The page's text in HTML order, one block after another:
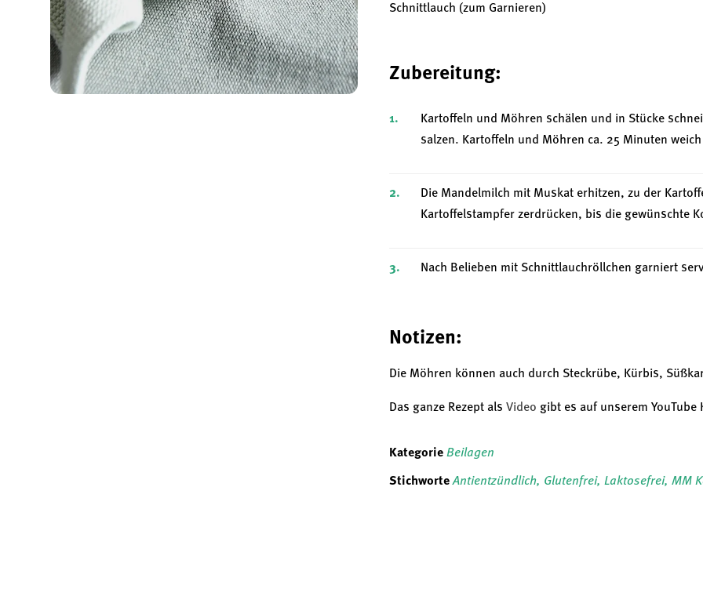
Schnittlauch (zum Garnieren)
Zubereitung:
Kartoffeln und Möhren schälen und in Stücke
salzen. Kartoffeln und Möhren ca. 25 Minuten
Die Mandelmilch mit Muskat erhitzen, zu der
Kartoffelstampfer zerdrücken, bis die gewünschte
Nach Belieben mit Schnittlauchröllchen garniert
Notizen:
Die Möhren können auch durch Steckrübe, Kürbis,
Das ganze Rezept als Video gibt es auf unserem YouTube
Kategorie Beilagen
Stichworte Antientzündlich, Glutenfrei, Laktosefrei, MM